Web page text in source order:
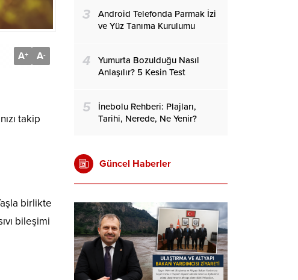
A+ A-
takip
birlikte
bileşimi
3
Android Telefonda Parmak İzi
ve Yüz Tanıma Kurulumu
4
Yumurta Bozulduğu Nasıl
Anlaşılır? 5 Kesin Test
5
İnebolu Rehberi: Plajları,
Tarihi, Nerede, Ne Yenir?
Güncel Haberler